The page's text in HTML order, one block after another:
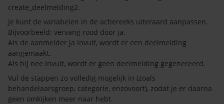
create_deelmelding2.
Je kunt de variabelen in de actiereeks uiteraard aanpassen.
Bijvoorbeeld: vervang rood door ja.
Als de aanmelder ja invult, wordt er een deelmelding
aangemaakt.
Als hij nee invult, wordt er geen deelmelding gegenereerd.
Vul de stappen zo volledig mogelijk in (zoals
behandelaarsgroep, categorie, enzovoort), zodat je er daarna
geen omkijken meer naar hebt.